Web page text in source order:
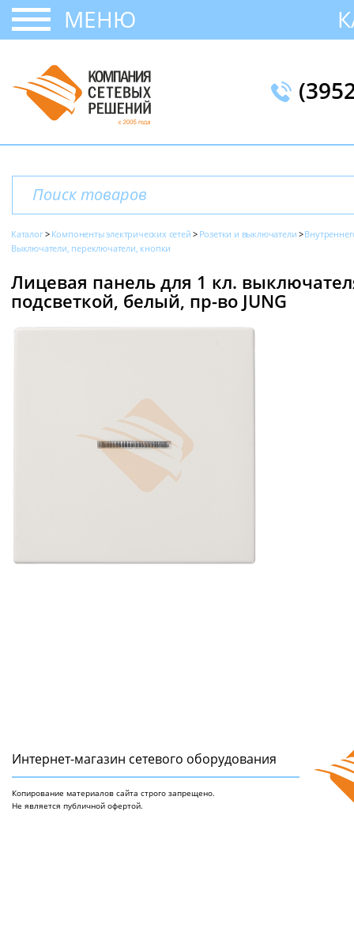
МЕНЮ
Каталог Компоненты электрических сетей Розетки и выключатели
Выключатели, переключатели, кнопки
Лицевая панель для 1 кл.
подсветкой, белый, пр-во JUNG
Интернет-магазин сетeвого оборудования
Копирование материалов сайта строго запрещено.
Не является публичной офертой.